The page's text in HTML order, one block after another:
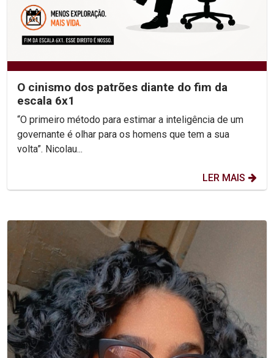
O cinismo dos patrões diante do fim da
escala 6x1
“O primeiro método para estimar a inteligência de um
governante é olhar para os homens que tem a sua
volta”. Nicolau...
LER MAIS